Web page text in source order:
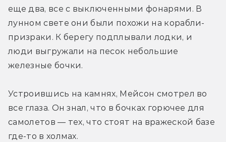
еще два, все с выключенными фонарями. В
лунном свете они были похожи на корабли-
призраки. К берегу подплывали лодки, и
люди выгружали на песок небольшие
железные бочки.
Устроившись на камнях, Мейсон смотрел во
все глаза. Он знал, что в бочках горючее для
самолетов — тех, что стоят на вражеской базе
где-то в холмах.